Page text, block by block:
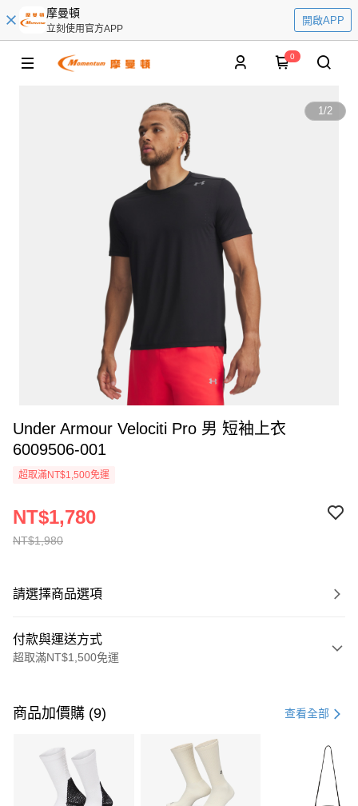
摩曼頓
立刻使用官方APP
開啟APP
0
1/2
Under Armour Velociti Pro 男 短袖上衣
6009506-001
超取滿NT$1,500免運
NT$1,980
NT$1,780
請選擇商品選項
付款與運送方式
超取滿NT$1,500免運
信用卡一次付款
3 期 0 利率 每期 21家銀行
合作金庫商業銀行
第一商業銀行
商品加價購 (9) 查看全部